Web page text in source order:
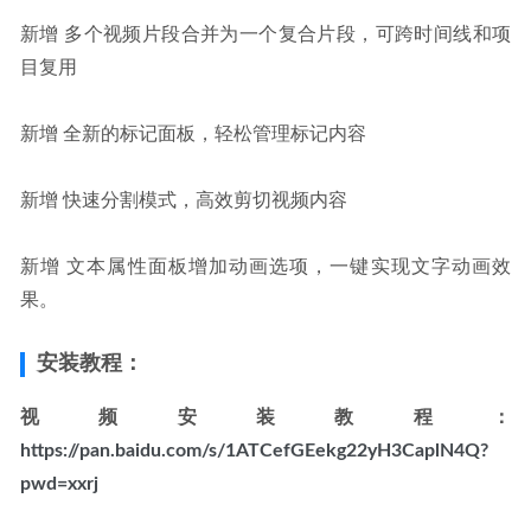
新增 多个视频片段合并为一个复合片段，可跨时间线和项
目复用
新增 全新的标记面板，轻松管理标记内容
新增 快速分割模式，高效剪切视频内容
新增 文本属性面板增加动画选项，一键实现文字动画效
果。
安装教程：
视频安装教程：
https://pan.baidu.com/s/1ATCefGEekg22yH3CaplN4Q?
pwd=xxrj